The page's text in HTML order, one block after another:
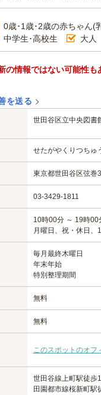
0歳･1歳･2歳の赤ちゃん(
中学生･高校生
大人
の情報ではない可能性も
を送る
世田谷区立中央図書
せたがやくりつちゅ
東京都世田谷区弦巻
03-3429-1811
10時00分 ～ 19時00
月曜日、祝・休日
毎月最終木曜日
年末年始
特別整理期間
無料
無料
このスポットのオフ
世田谷線上町駅徒歩
田園都市線桜新町駅